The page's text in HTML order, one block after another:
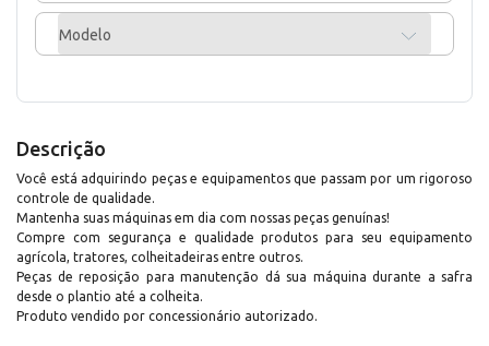
Modelo
Descrição
Você está adquirindo peças e equipamentos que passam por um rigoroso
controle de qualidade.
Mantenha suas máquinas em dia com nossas peças genuínas!
Compre com segurança e qualidade produtos para seu equipamento
agrícola, tratores, colheitadeiras entre outros.
Peças de reposição para manutenção dá sua máquina durante a safra
desde o plantio até a colheita.
Produto vendido por concessionário autorizado.